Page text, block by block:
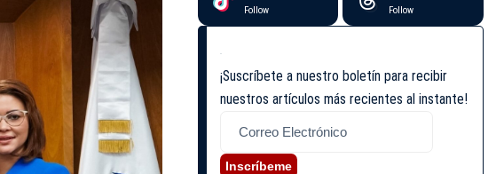
Follow Follow
¡Suscríbete a nuestro boletín para recibir
nuestros artículos más recientes al instante!
Inscríbeme